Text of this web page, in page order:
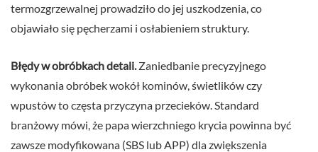
termozgrzewalnej prowadziło do jej uszkodzenia, co
objawiało się pęcherzami i osłabieniem struktury.
Błędy w obróbkach detali.Zaniedbanie precyzyjnego
wykonania obróbek wokół kominów, świetlików czy
wpustów to częsta przyczyna przecieków. Standard
branżowy mówi, że papa wierzchniego krycia powinna być
zawsze modyfikowana (SBS lub APP) dla zwiększenia